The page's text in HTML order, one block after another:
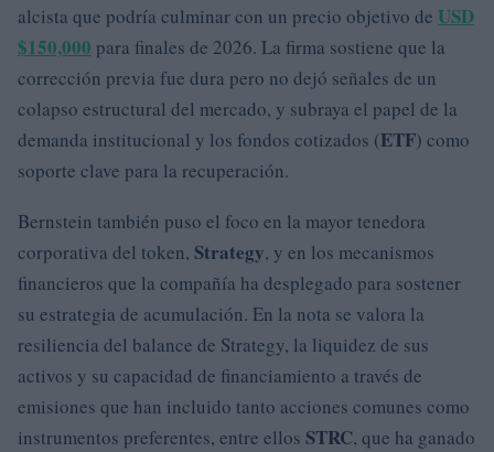
alcista que podría culminar con un precio objetivo de USD
$150,000 para finales de 2026. La firma sostiene que la
corrección previa fue dura pero no dejó señales de un
colapso estructural del mercado, y subraya el papel de la
demanda institucional y los fondos cotizados (ETF) como
soporte clave para la recuperación.
Bernstein también puso el foco en la mayor tenedora
corporativa del token, Strategy, y en los mecanismos
financieros que la compañía ha desplegado para sostener
su estrategia de acumulación. En la nota se valora la
resiliencia del balance de Strategy, la liquidez de sus
activos y su capacidad de financiamiento a través de
emisiones que han incluido tanto acciones comunes como
instrumentos preferentes, entre ellos STRC, que ha ganado